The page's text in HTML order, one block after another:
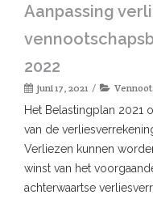
Aanpassing
2022
juni 17, 2021
Het Belastingplan 2021
van de
Verliezen kunnen
winst van het
achterwaartse